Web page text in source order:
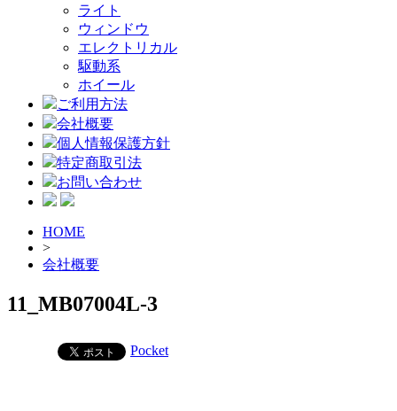
ライト
ウィンドウ
エレクトリカル
駆動系
ホイール
ご利用方法
会社概要
個人情報保護方針
特定商取引法
お問い合わせ
HOME
>
会社概要
11_MB07004L-3
Pocket